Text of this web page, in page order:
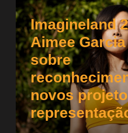
Imagineland
Aimee
sobre
novos